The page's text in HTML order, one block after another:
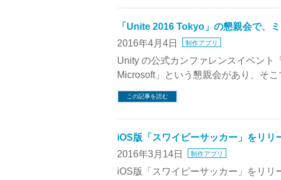
「Unite 2016 Tokyo」の懇親会で、
2016年4月4日
制作アプリ
Unity の公式カンファレンスイベント
Microsoft」という懇親会があり、そ
この記事を読む
iOS版「スワイピーサッカー」をリリ
2016年3月14日
制作アプリ
iOS版「スワイピーサッカー」をリ